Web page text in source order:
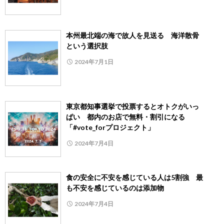
本州最北端の海で故人を見送る 海洋散骨
という選択肢
2024年7月1日
東京都知事選挙で投票するとオトクがいっ
ぱい 都内のお店で無料・割引になる
「#vote_forプロジェクト」
2024年7月4日
食の安全に不安を感じている人は5割強 最
も不安を感じているのは添加物
2024年7月4日